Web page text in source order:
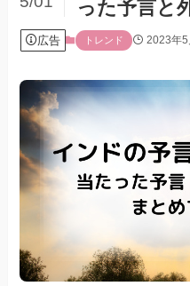
った予言と
広告 トレンド 2023年5